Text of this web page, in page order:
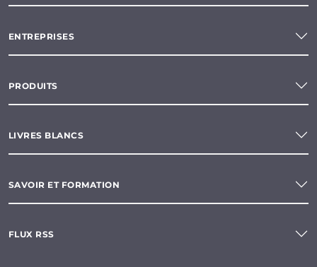
ENTREPRISES
PRODUITS
LIVRES BLANCS
SAVOIR ET FORMATION
FLUX RSS